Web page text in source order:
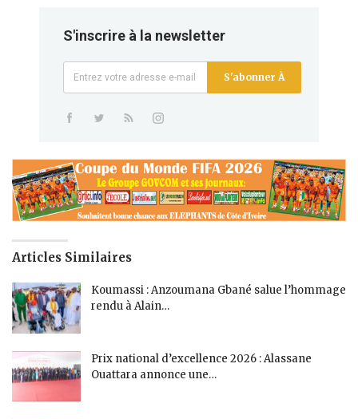
S'inscrire à la newsletter
S'abonner À
Articles Similaires
Koumassi : Anzoumana Gbané salue l’hommage
rendu à Alain…
Prix national d’excellence 2026 : Alassane
Ouattara annonce une…